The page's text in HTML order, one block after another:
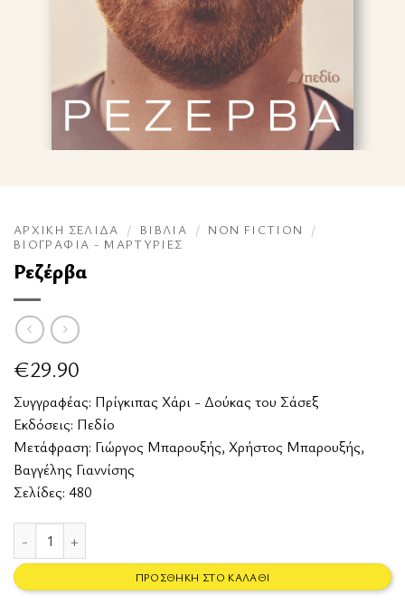
ΑΡΧΙΚΉ ΣΕΛΊΔΑ / ΒΙΒΛΊΑ / NON FICTION
/
ΒΙΟΓΡΑΦΊΑ - ΜΑΡΤΥΡΊΕΣ
Ρεζέρβα
€29.90
Συγγραφέας: Πρίγκιπας Χάρι - Δούκας του Σάσεξ
Εκδόσεις: Πεδίο
Μετάφραση: Γιώργος Μπαρουξής, Χρήστος Μπαρουξής,
Βαγγέλης Γιαννίσης
Σελίδες: 480
Ρεζέρβα ποσότητα
ΠΡΟΣΘΉΚΗ ΣΤΟ ΚΑΛΆΘΙ